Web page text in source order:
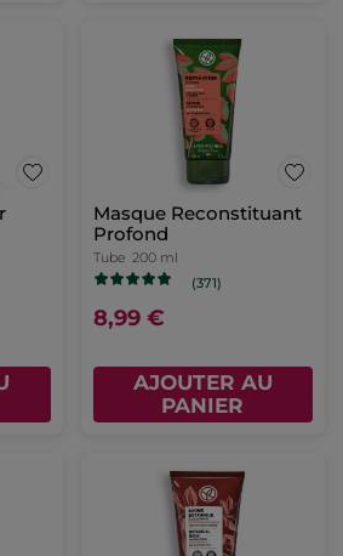
Masque Reconstituant
Profond
Tube 200 ml
(371)
8,99 €
AJOUTER AU
PANIER